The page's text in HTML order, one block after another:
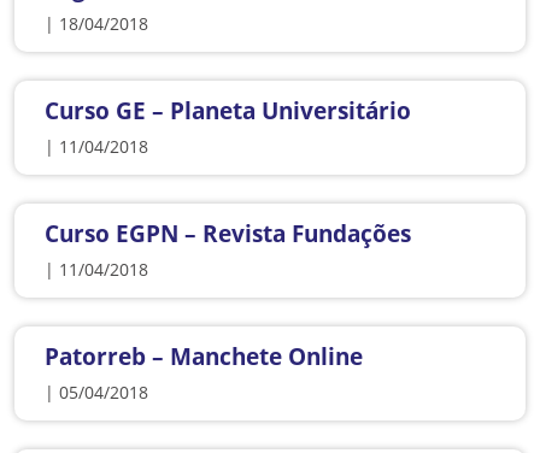
| 18/04/2018
Curso GE – Planeta Universitário
| 11/04/2018
Curso EGPN – Revista Fundações
| 11/04/2018
Patorreb – Manchete Online
| 05/04/2018